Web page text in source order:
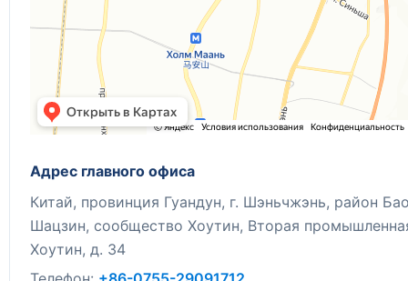
Адрес главного офиса
Китай, провинция Гуандун, г. Шэньчжэнь, район
Шацзин, сообщество Хоутин, Вторая
Хоутин, д. 34